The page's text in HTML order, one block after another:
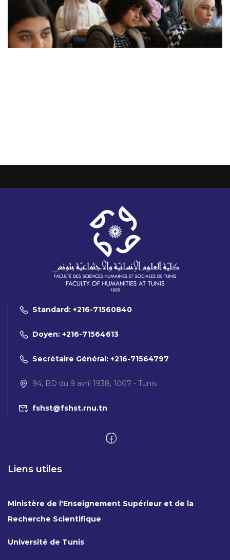
Standard: +216-71560840
Doyen: +216-71564613
Secrétaire Général: +216-71564797
94, BD du 9 avril 1938, 1007 - Tunis
fshst@fshst.rnu.tn
Liens utiles
Ministère de l'Enseignement Supérieur et de la
Recherche Scientifique
Université de Tunis